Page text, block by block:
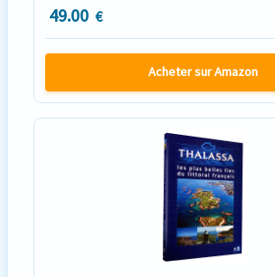
49.00 €
Acheter sur Amazon